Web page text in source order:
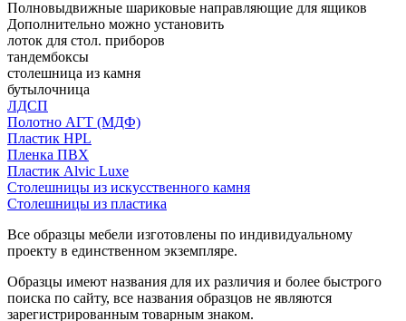
Полновыдвижные шариковые направляющие для ящиков
Дополнительно можно установить
лоток для стол. приборов
тандембоксы
столешница из камня
бутылочница
ЛДСП
Полотно АГТ (МДФ)
Пластик HPL
Пленка ПВХ
Пластик Alvic Luxe
Столешницы из искусственного камня
Столешницы из пластика
Все образцы мебели изготовлены по индивидуальному
проекту в единственном экземпляре.
Образцы имеют названия для их различия и более быстрого
поиска по сайту, все названия образцов не являются
зарегистрированным товарным знаком.